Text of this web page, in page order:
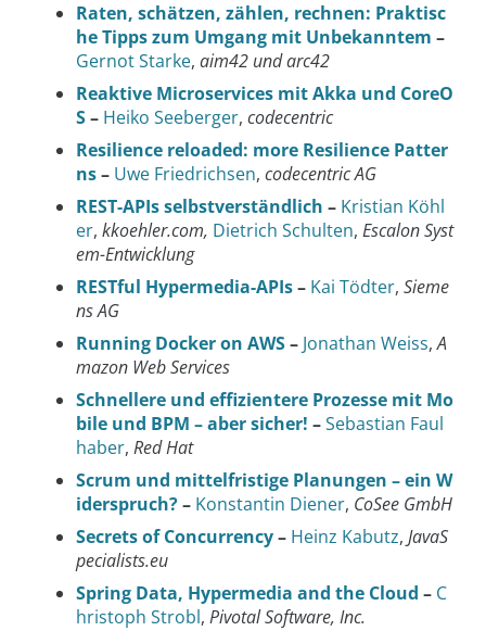
Raten, schätzen, zählen, rechnen: Praktisc
he Tipps zum Umgang mit Unbekanntem –
Gernot Starke, aim42 und arc42
Reaktive Microservices mit Akka und CoreO
S– Heiko Seeberger, codecentric
Resilience reloaded: more Resilience Patter
ns– Uwe Friedrichsen, codecentric AG
REST-APIs selbstverständlich – Kristian Köhl
er, kkoehler.com, Dietrich Schulten, Escalon Syst
em-Entwicklung
RESTful Hypermedia-APIs– Kai Tödter, Sieme
ns AG
Running Docker on AWS– Jonathan Weiss,A
mazon Web Services
Schnellere und effizientere Prozesse mit Mo
bile und BPM – aber sicher! –Sebastian Faul
haber, Red Hat
Scrum und mittelfristige Planungen – ein W
iderspruch?– Konstantin Diener, CoSee GmbH
Secrets of Concurrency– Heinz Kabutz, JavaS
pecialists.eu
Spring Data, Hypermedia and the Cloud – C
hristoph Strobl, Pivotal Software, Inc.